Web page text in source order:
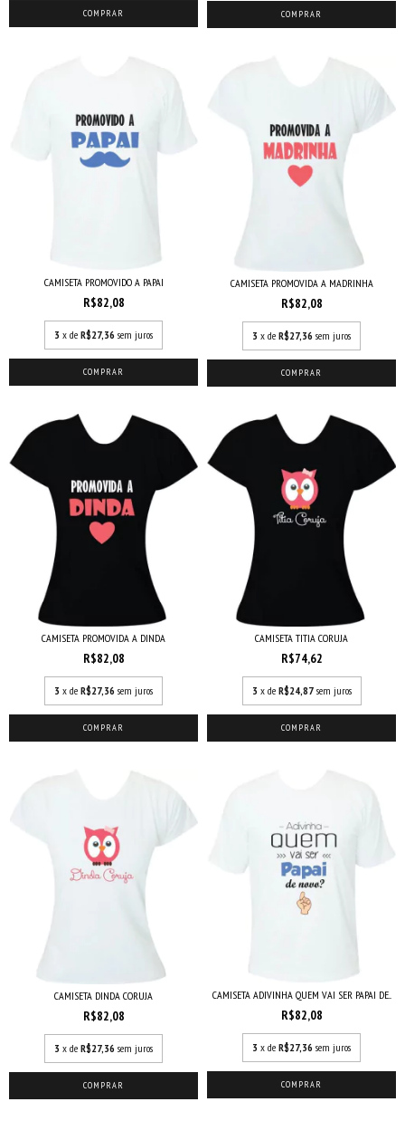
COMPRAR COMPRAR
CAMISETA PROMOVIDO A PAPAI
R$82,08
3 x de R$27,36 sem juros
COMPRAR
CAMISETA PROMOVIDA A MADRINHA
R$82,08
3 x de R$27,36 sem juros
COMPRAR
CAMISETA PROMOVIDA A DINDA
R$82,08
3 x de R$27,36 sem juros
COMPRAR
CAMISETA TITIA CORUJA
R$74,62
3 x de R$24,87 sem juros
COMPRAR
CAMISETA DINDA CORUJA
R$82,08
3 x de R$27,36 sem juros
COMPRAR
CAMISETA ADIVINHA QUEM VAI SER PAPAI DE...
R$82,08
3 x de R$27,36 sem juros
COMPRAR